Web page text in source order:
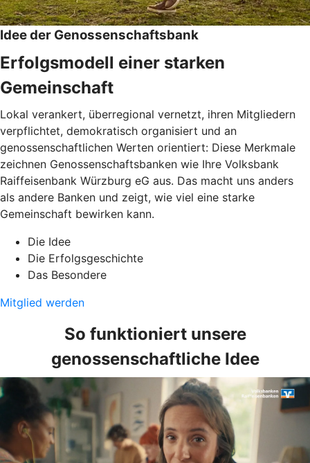
Idee der Genossenschaftsbank
Erfolgsmodell einer starken
Gemeinschaft
Lokal verankert, überregional vernetzt, ihren Mitgliedern
verpflichtet, demokratisch organisiert und an
genossenschaftlichen Werten orientiert: Diese Merkmale
zeichnen Genossenschaftsbanken wie Ihre Volksbank
Raiffeisenbank Würzburg eG aus. Das macht uns anders
als andere Banken und zeigt, wie viel eine starke
Gemeinschaft bewirken kann.
Die Idee
Die Erfolgsgeschichte
Das Besondere
Mitglied werden
So funktioniert unsere
genossenschaftliche Idee